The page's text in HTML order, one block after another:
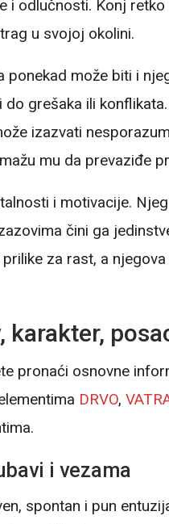
i odlučnosti. Konj
u svojoj okolini.
ponekad može biti i
grešaka ili
izazvati
mu da prevaziđe
i motivacije.
čini ga
za rast, a
karakter,
pronaći osnovne
DRVO,
i vezama
spontan i pun